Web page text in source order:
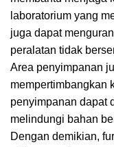
laboratorium yang
juga dapat
peralatan tidak
Area penyimpanan
mempertimbangkan
penyimpanan dapat
melindungi bahan
Dengan demikian,